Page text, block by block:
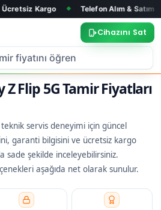
◆ Telefon Alım & Satım ◆ Tüm
Cihazını Sat
Flip 5G Tamir Fiyatları
servis deneyimi için güncel
garanti bilgisini ve ücretsiz kargo
sade şekilde inceleyebilirsiniz.
aşağıda net olarak sunulur.